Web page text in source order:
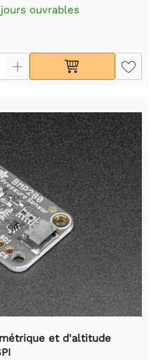
ouvrables
et d'altitude